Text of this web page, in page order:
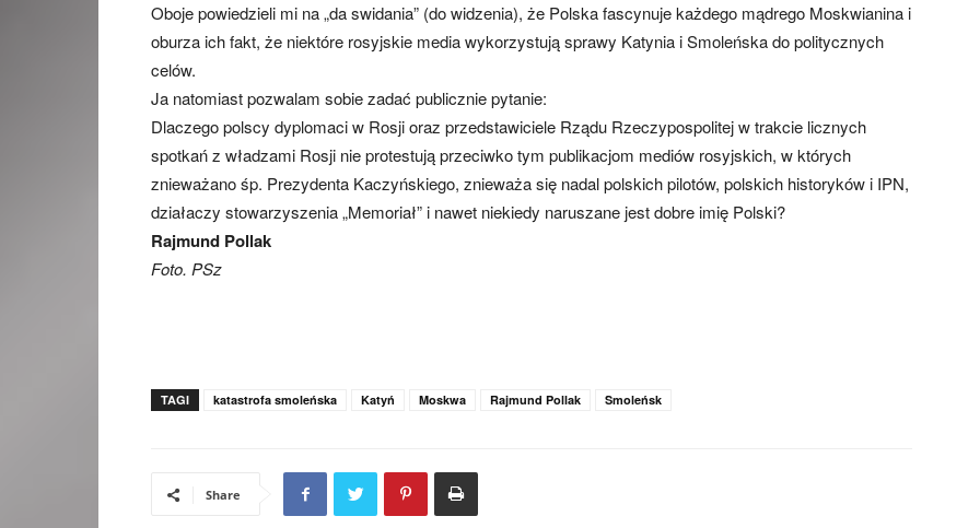
Oboje powiedzieli mi na „da swidania” (do widzenia), że Polska fascynuje każdego mądrego Moskwianina i
oburza ich fakt, że niektóre rosyjskie media wykorzystują sprawy Katynia i Smoleńska do politycznych
celów.
Ja natomiast pozwalam sobie zadać publicznie pytanie:
Dlaczego polscy dyplomaci w Rosji oraz przedstawiciele Rządu Rzeczypospolitej w trakcie licznych
spotkań z władzami Rosji nie protestują przeciwko tym publikacjom mediów rosyjskich, w których
znieważano śp. Prezydenta Kaczyńskiego, znieważa się nadal polskich pilotów, polskich historyków i IPN,
działaczy stowarzyszenia „Memoriał” i nawet niekiedy naruszane jest dobre imię Polski?
Rajmund Pollak
Foto. PSz
TAGI katastrofa smoleńska Katyń Moskwa Rajmund Pollak Smoleńsk
Share